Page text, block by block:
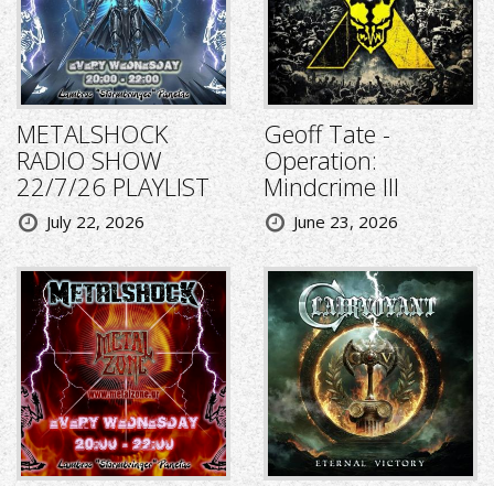
METALSHOCK
RADIO SHOW
22/7/26 PLAYLIST
July 22, 2026
Geoff Tate -
Operation:
Mindcrime III
June 23, 2026